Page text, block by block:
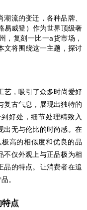
流的变迁，各种品牌、
易威登）作为世界顶级奢
，复刻一比一a货市场，
文将围绕这一主题，探讨
艺，吸引了众多时尚爱好
复古气息，展现出独特的
好处，细节处理精致入
出无与伦比的时尚感。在
高的相似度和优良的品
不仅外观上与正品极为相
品的特点。让消费者在追
。
点